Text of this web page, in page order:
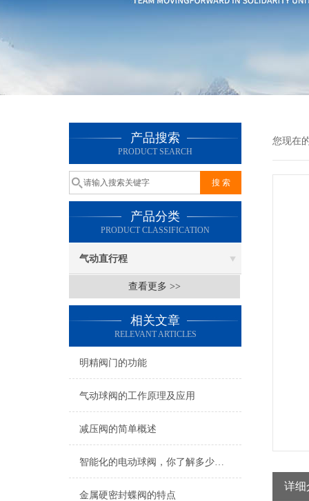
产品搜索
PRODUCT SEARCH
产品分类
PRODUCT CLASSIFICATION
气动直行程
查看更多 >>
相关文章
RELEVANT ARTICLES
明精阀门的功能
气动球阀的工作原理及应用
减压阀的简单概述
智能化的电动球阀，你了解多少呢？
金属硬密封蝶阀的特点
您现在
详细